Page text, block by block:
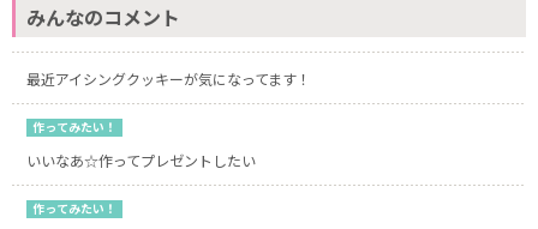
みんなのコメント
最近アイシングクッキーが気になってます！
作ってみたい！
いいなあ☆作ってプレゼントしたい
作ってみたい！